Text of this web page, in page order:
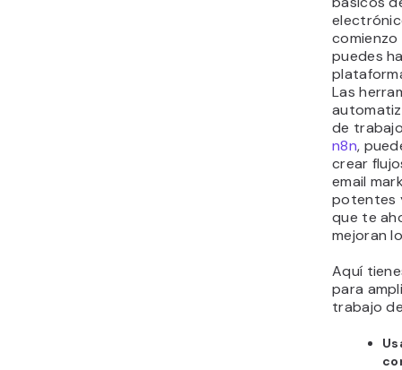
puedes
Las
de
n8n,
crear
email
potentes
que te
mejoran
Aquí
para
trabajo